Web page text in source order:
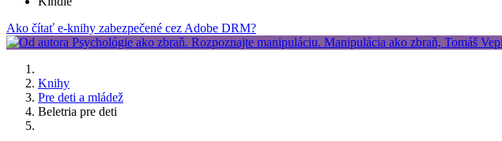
Ako čítať e-knihy zabezpečené cez Adobe DRM?
Knihy
Pre deti a mládež
Beletria pre deti